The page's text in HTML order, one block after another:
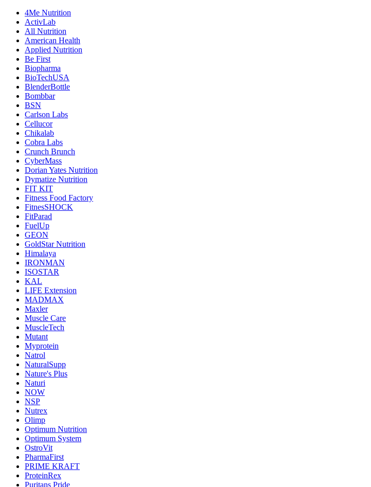
4Me Nutrition
ActivLab
All Nutrition
American Health
Applied Nutrition
Be First
Biopharma
BioTechUSA
BlenderBottle
Bombbar
BSN
Carlson Labs
Cellucor
Chikalab
Cobra Labs
Crunch Brunch
CyberMass
Dorian Yates Nutrition
Dymatize Nutrition
FIT KIT
Fitness Food Factory
FitnesSHOCK
FitParad
FuelUp
GEON
GoldStar Nutrition
Himalaya
IRONMAN
ISOSTAR
KAL
LIFE Extension
MADMAX
Maxler
Muscle Care
MuscleTech
Mutant
Myprotein
Natrol
NaturalSupp
Nature's Plus
Naturi
NOW
NSP
Nutrex
Olimp
Optimum Nutrition
Optimum System
OstroVit
PharmaFirst
PRIME KRAFT
ProteinRex
Puritans Pride